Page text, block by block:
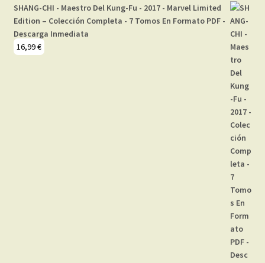
SHANG-CHI - Maestro Del Kung-Fu - 2017 - Marvel Limited
Edition – Colección Completa - 7 Tomos En Formato PDF -
Descarga Inmediata
16,99€